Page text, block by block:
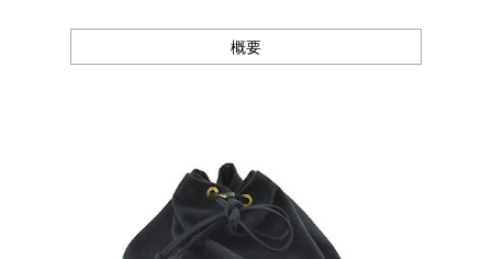
デジカメケース
OLYMPUS
Panasonic
RICOH
Other
概要